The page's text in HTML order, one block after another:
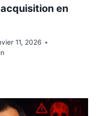
en
11, 2026